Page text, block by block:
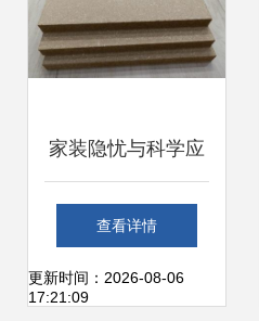
家装隐忧与科学应
对 从地板甲醛事件
看装修后健康守护
查看详情
更新时间：2026-08-06
17:21:09